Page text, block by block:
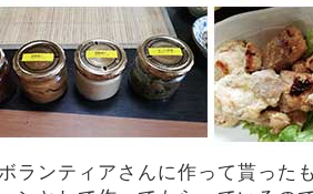
ランティアさんに作って貰った